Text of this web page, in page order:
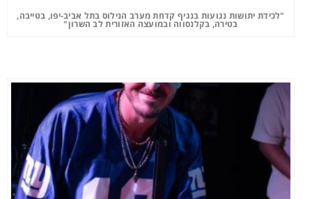
"לכידת יתושות נגועות בנגיף קדחת מערב הנילוס בתל אביב-יפו, בטייבה,
בטירה, בקלנסווה ובמועצה האזורית לב השרון"